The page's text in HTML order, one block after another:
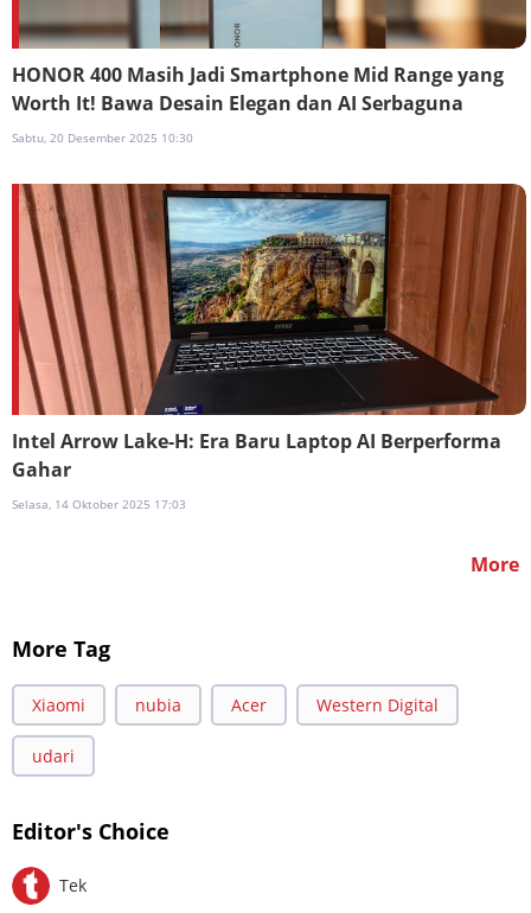
HONOR 400 Masih Jadi Smartphone Mid Range yang
Worth It! Bawa Desain Elegan dan AI Serbaguna
Sabtu, 20 Desember 2025 10:30
Intel Arrow Lake-H: Era Baru Laptop AI Berperforma
Gahar
Selasa, 14 Oktober 2025 17:03
More
More Tag
Xiaomi nubia Acer Western Digital
udari
Editor's Choice
Tek